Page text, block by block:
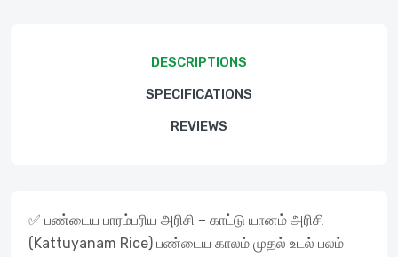
DESCRIPTIONS
SPECIFICATIONS
REVIEWS
✅ பண்டைய பாரம்பரிய அரிசி – காட்டு யானம் அரிசி
(Kattuyanam Rice) பண்டைய காலம் முதல் உடல் பலம்